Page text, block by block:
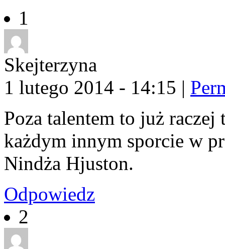
1
Skejterzyna
1 lutego 2014 - 14:15 |
Poza talentem to już
każdym innym sporcie w
Nindża Hjuston.
Odpowiedz
2